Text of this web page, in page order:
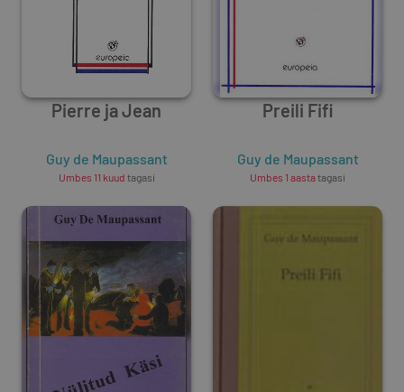
Pierre ja Jean
Guy de Maupassant
Umbes 11 kuud tagasi
Preili Fifi
Guy de Maupassant
Umbes 1 aastatagasi